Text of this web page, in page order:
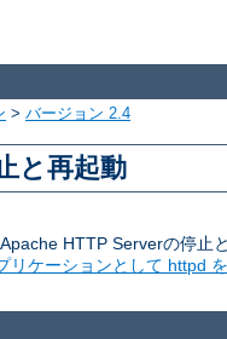
> バージョン 2.4
と再起動
HTTP Serverの停
リケーションとして httpd